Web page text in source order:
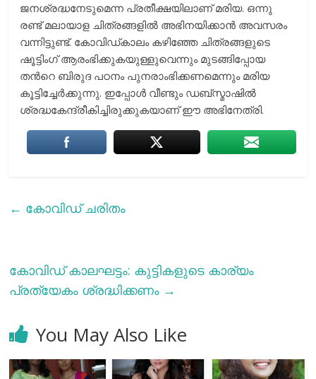
ജനശ്രദ്ധനേടുമെന്ന പ്രതീക്ഷയിലാണ് മരിയ. ഒന്നു
രണ്ട് മലായാള ചിത്രങ്ങളില്‍ അഭിനയിക്കാന്‍ അവസരം
വന്നിട്ടുണ്ട്. കോവിഡ്കാലം കഴിഞ്ഞേ ചിത്രങ്ങളുടെ
ഷൂട്ടിംഗ് ആരംഭിക്കുകയുള്ളുവെന്നും മുടങ്ങിപ്പോയ
തന്‍റെ ബിരുദ പഠനം പുനരാംഭിക്കണമെന്നും മരിയ
കൂട്ടിച്ചേര്‍ക്കുന്നു. ഇപ്പോള്‍ വീണ്ടും ഡബ്സ്മാഷില്‍
ശ്രദ്ധകേന്ദ്രീകിച്ചിരുക്കുകയാണ് ഈ അഭിനേത്രി.
← കോവിഡ് ചരിതം
കോവിഡ് കാലഘട്ടം: കുട്ടികളുടെ കാര്യം
പ്രത്യേകം ശ്രദ്ധിക്കണം →
You May Also Like